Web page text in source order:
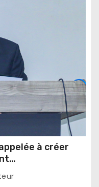
à créer
d’origine